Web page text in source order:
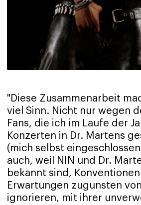
"Diese Zusammenarbeit
viel Sinn. Nicht nur wegen
Fans, die ich im Laufe der
Konzerten in Dr. Martens
(mich selbst
auch, weil NIN und Dr.
bekannt sind, Konventionen
Erwartungen zugunsten
ignorieren, mit ihrer